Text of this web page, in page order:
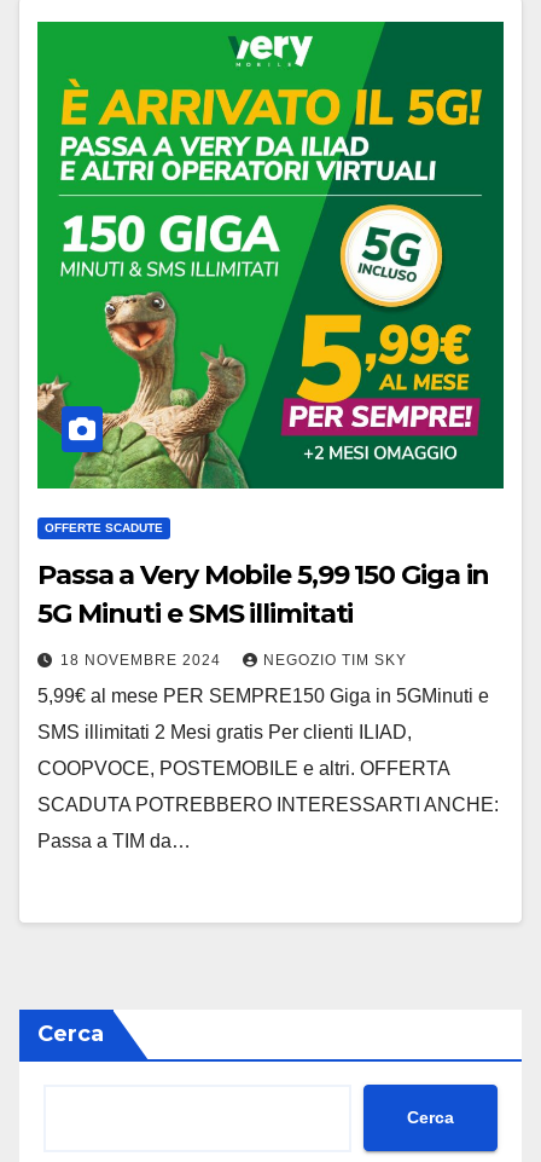
OFFERTE SCADUTE
Passa a Very Mobile 5,99 150 Giga in
5G Minuti e SMS illimitati
18 NOVEMBRE 2024 NEGOZIO TIM SKY
5,99€ al mese PER SEMPRE150 Giga in 5GMinuti e
SMS illimitati 2 Mesi gratis Per clienti ILIAD,
COOPVOCE, POSTEMOBILE e altri. OFFERTA
SCADUTA POTREBBERO INTERESSARTI ANCHE:
Passa a TIM da…
Cerca
Cerca